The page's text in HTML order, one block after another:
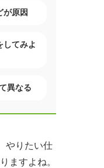
が原因
してみよ
異なる
やりたい仕
ますよね。